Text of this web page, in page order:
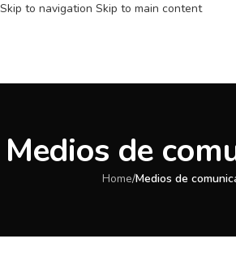
Skip to navigation Skip to main content
Medios de
Home/Medios de